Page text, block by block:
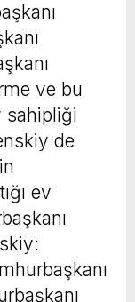
ve bu
sahipliği
de
ev